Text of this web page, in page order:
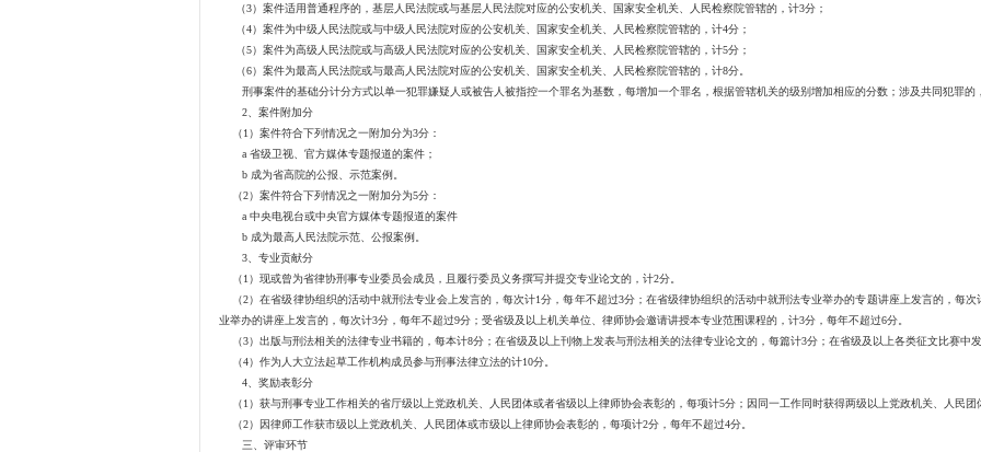
（3）案件适用普通程序的，基层人民法院或与基层人民法院对应的公安机关、国家安全机关、人民检察院管辖的，计3分；
（4）案件为中级人民法院或与中级人民法院对应的公安机关、国家安全机关、人民检察院管辖的，计4分；
（5）案件为高级人民法院或与高级人民法院对应的公安机关、国家安全机关、人民检察院管辖的，计5分；
（6）案件为最高人民法院或与最高人民法院对应的公安机关、国家安全机关、人民检察院管辖的，计8分。
刑事案件的基础分计分方式以单一犯罪嫌疑人或被告人被指控一个罪名为基数，每增加一个罪名，根据管辖机关的级别增加相应的分数；涉及共同犯罪的
2、案件附加分
（1）案件符合下列情况之一附加分为3分：
a 省级卫视、官方媒体专题报道的案件；
b 成为省高院的公报、示范案例。
（2）案件符合下列情况之一附加分为5分：
a 中央电视台或中央官方媒体专题报道的案件
b 成为最高人民法院示范、公报案例。
3、专业贡献分
（1）现或曾为省律协刑事专业委员会成员，且履行委员义务撰写并提交专业论文的，计2分。
（2）在省级律协组织的活动中就刑法专业会上发言的，每次计1分，每年不超过3分；在省级律协组织的活动中就刑法专业举办的专题讲座上发言的，每
业举办的讲座上发言的，每次计3分，每年不超过9分；受省级及以上机关单位、律师协会邀请讲授本专业范围课程的，计3分，每年不超过6分。
（3）出版与刑法相关的法律专业书籍的，每本计8分；在省级及以上刊物上发表与刑法相关的法律专业论文的，每篇计3分；在省级及以上各类征文比赛中
（4）作为人大立法起草工作机构成员参与刑事法律立法的计10分。
4、奖励表彰分
（1）获与刑事专业工作相关的省厅级以上党政机关、人民团体或者省级以上律师协会表彰的，每项计5分；因同一工作同时获得两级以上党政机关、人民团
（2）因律师工作获市级以上党政机关、人民团体或市级以上律师协会表彰的，每项计2分，每年不超过4分。
三、评审环节